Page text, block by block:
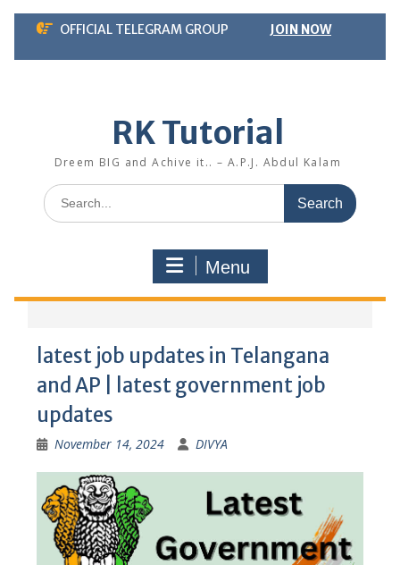
Skip
content
OFFICIAL TELEGRAM GROUP JOIN NOW
RK Tutorial
Dreem BIG and Achive it.. – A.P.J. Abdul Kalam
Search
for:
Menu
latest job updates in Telangana
and AP | latest government job
updates
November 14, 2024 DIVYA